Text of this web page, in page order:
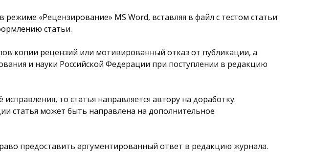
«Рецензирование» MS Word, вставляя в файл с тестом статьи
статьи.
копии рецензий или мотивированный отказ от публикации, а
и науки Российской Федерации при поступлении в редакцию
то статья направляется автору на доработку.
статья может быть направлена на дополнительное
предоставить аргументированный ответ в редакцию журнала.